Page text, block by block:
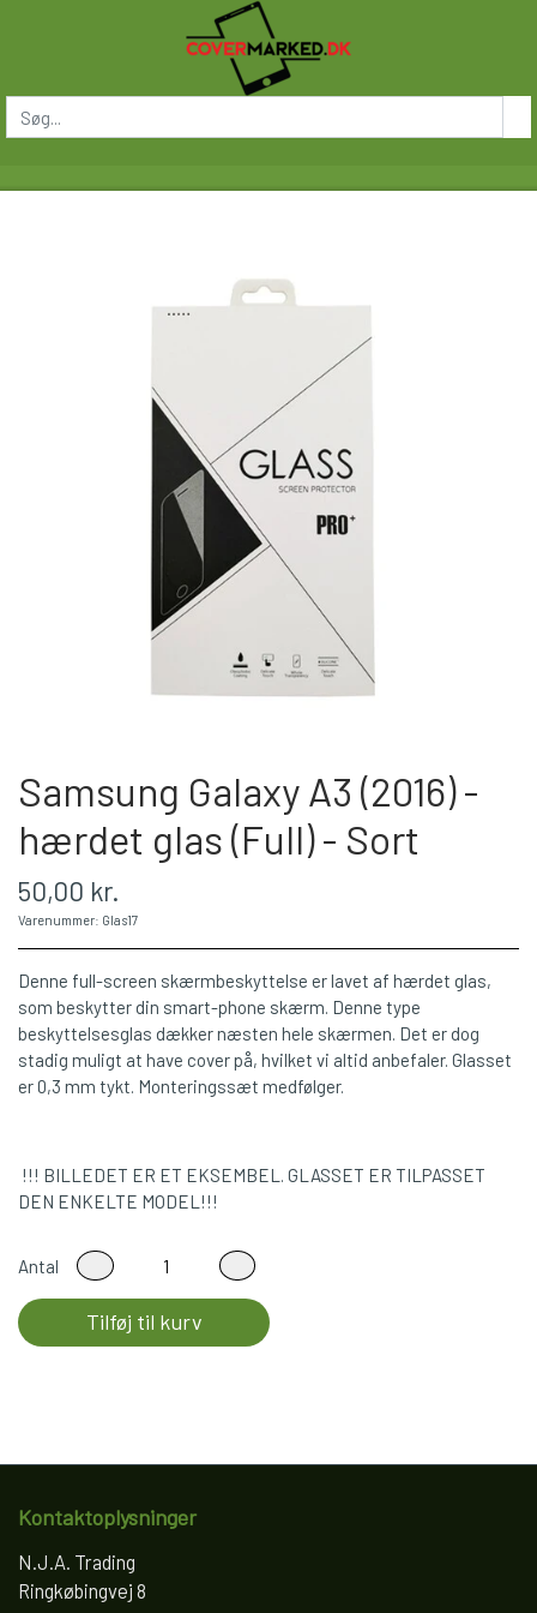
Samsung Galaxy A3 (2016) -
hærdet glas (Full) - Sort
50,00 kr.
Varenummer: Glas17
Denne full-screen skærmbeskyttelse er lavet af hærdet glas,
som beskytter din smart-phone skærm. Denne type
beskyttelsesglas dækker næsten hele skærmen. Det er dog
stadig muligt at have cover på, hvilket vi altid anbefaler. Glasset
er 0,3 mm tykt. Monteringssæt medfølger.
!!! BILLEDET ER ET EKSEMBEL. GLASSET ER TILPASSET
DEN ENKELTE MODEL!!!
Antal
Tilføj til kurv
Kontaktoplysninger
N.J.A. Trading
Ringkøbingvej 8